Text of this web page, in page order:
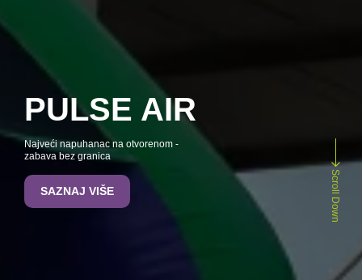
PULSE AIR
Najveći napuhanac na otvorenom -
zabava bez granica
SAZNAJ VIŠE
VR PARK
Vrhunska zabava za sve generacije
SAZNAJ VIŠE Scroll Down